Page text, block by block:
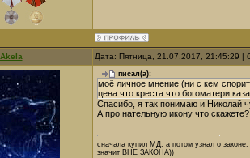
Akela Дата: Пятница, 21.07.2017, 21:45:29
писал(а):
моё личное мнение (ни с кем
цена что креста что богоматери
Спасибо, я так понимаю и Николай
А про нательную икону что скажете?
сначала купил МД, а потом узнал о законе.
значит ВНЕ ЗАКОНА))